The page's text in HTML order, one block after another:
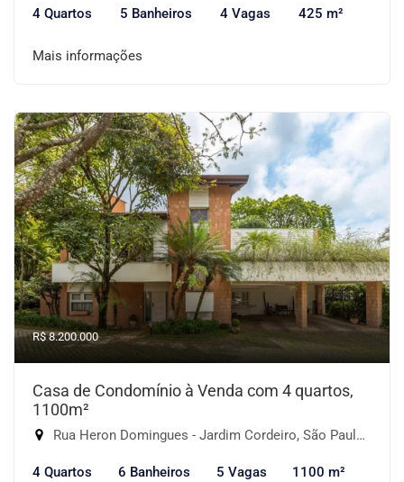
4 Quartos 5 Banheiros 4 Vagas 425 m²
Mais informações
R$ 8.200.000
Casa de Condomínio à Venda com 4 quartos,
1100m²
Rua Heron Domingues - Jardim Cordeiro, São Paulo-SP
4 Quartos 6 Banheiros 5 Vagas 1100 m²